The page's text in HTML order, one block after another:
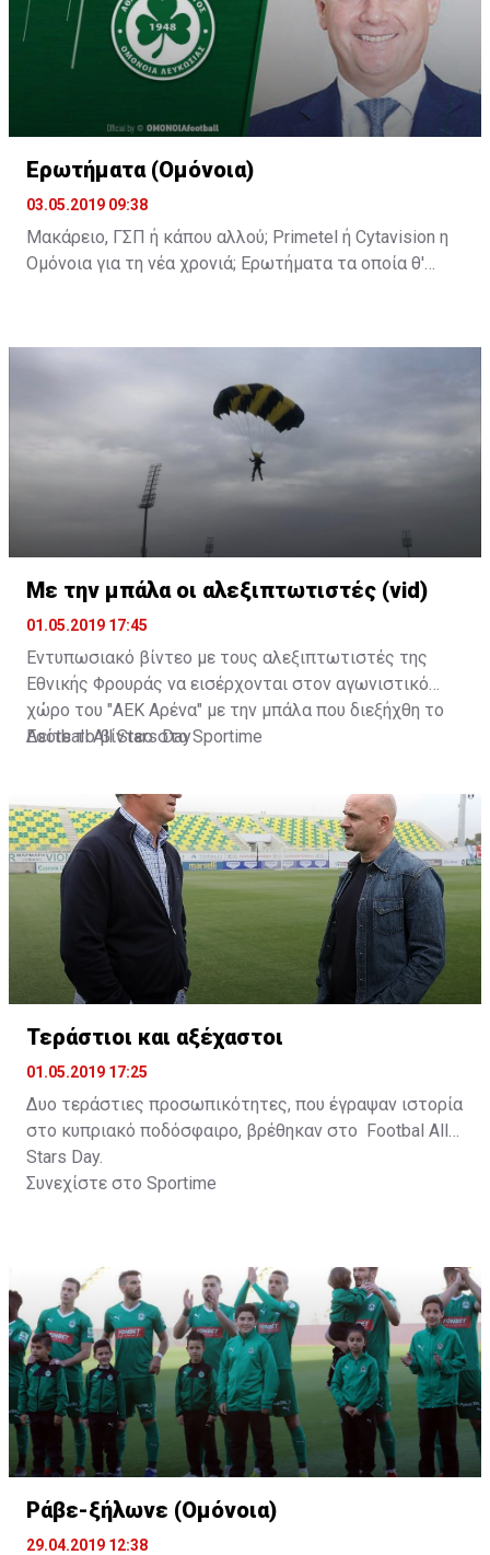
Ερωτήματα (Ομόνοια)
03.05.2019 09:38
Μακάρειο, ΓΣΠ ή κάπου αλλού; Primetel ή Cytavision η
Ομόνοια για τη νέα χρονιά; Ερωτήματα τα οποία θ'
Με την μπάλα οι αλεξιπτωτιστές (vid)
01.05.2019 17:45
Εντυπωσιακό βίντεο με τους αλεξιπτωτιστές της
Εθνικής Φρουράς να εισέρχονται στον αγωνιστικό
χώρο του "ΑΕΚ Αρένα" με την μπάλα που διεξήχθη το
Football All Stars Day
Δείτε το βίντεο στοSportime
Τεράστιοι και αξέχαστοι
01.05.2019 17:25
Δυο τεράστιες προσωπικότητες, που έγραψαν ιστορία
στο κυπριακό ποδόσφαιρο, βρέθηκαν στο Footbal All
Stars Day.
Συνεχίστε στο Sportime
Ράβε-ξήλωνε (Ομόνοια)
29.04.2019 12:38